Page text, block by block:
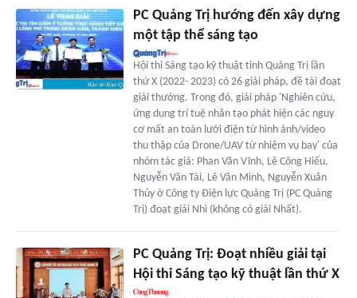
PC Quảng Trị hướng đến xây dựng
một tập thể sáng tạo
Hội thi Sáng tạo kỹ thuật tỉnh Quảng Trị lần
thứ X (2022- 2023) có 26 giải pháp, đề tài đoạt
giải thưởng. Trong đó, giải pháp 'Nghiên cứu,
ứng dụng trí tuệ nhân tạo phát hiện các nguy
cơ mất an toàn lưới điện từ hình ảnh/video
thu thập của Drone/UAV từ nhiệm vụ bay' của
nhóm tác giả: Phan Văn Vĩnh, Lê Công Hiếu,
Nguyễn Văn Tài, Lê Văn Minh, Nguyễn Xuân
Thủy ở Công ty Điện lực Quảng Trị (PC Quảng
Trị) đoạt giải Nhì (không có giải Nhất).
PC Quảng Trị: Đoạt nhiều giải tại
Hội thi Sáng tạo kỹ thuật lần thứ X